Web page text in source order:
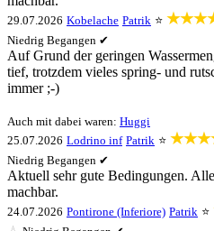
29.07.2026 Kobelache Patrik ⭐
Niedrig Begangen ✔
Auf Grund der geringen
tief, trotzdem vieles spring- und
immer ;-)
Auch mit dabei waren: Huggi
25.07.2026 Lodrino inf Patrik ⭐
Niedrig Begangen ✔
Aktuell sehr gute Bedingungen.
machbar.
24.07.2026 Pontirone (Inferiore) Patrik ⭐